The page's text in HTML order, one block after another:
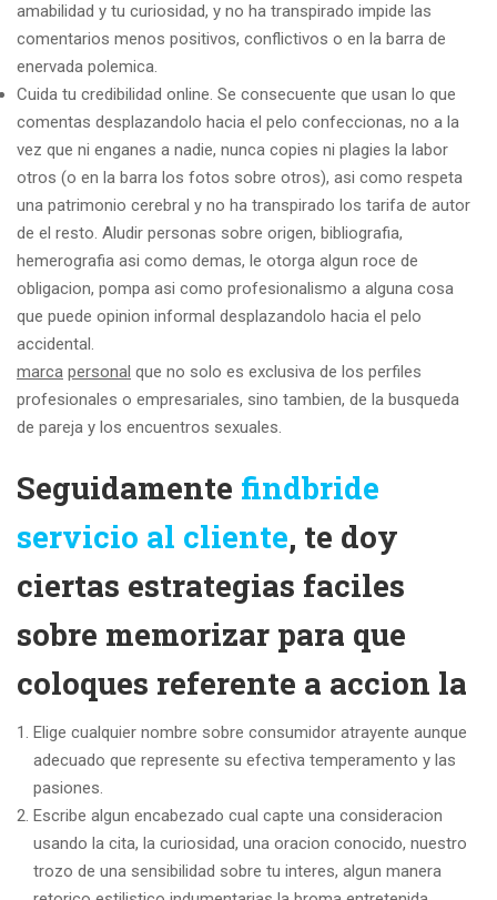
amabilidad y tu curiosidad, y no ha transpirado impide las
comentarios menos positivos, conflictivos o en la barra de
enervada polemica.
Cuida tu credibilidad online. Se consecuente que usan lo que
comentas desplazandolo hacia el pelo confeccionas, no a la
vez que ni enganes a nadie, nunca copies ni plagies la labor
otros (o en la barra los fotos sobre otros), asi­ como respeta
una patrimonio cerebral y no ha transpirado los tarifa de autor
de el resto. Aludir personas sobre origen, bibliografia,
hemerografia asi­ como demas, le otorga algun roce de
obligacion, pompa asi­ como profesionalismo a alguna cosa
que puede opinion informal desplazandolo hacia el pelo
accidental.
marca personal que no solo es exclusiva de los perfiles
profesionales o empresariales, sino tambien, de la busqueda
de pareja y los encuentros sexuales.
Seguidamente findbride
servicio al cliente, te doy
ciertas estrategias faciles
sobre memorizar para que
coloques referente a accion la
Elige cualquier nombre sobre consumidor atrayente aunque
adecuado que represente su efectiva temperamento y las
pasiones.
Escribe algun encabezado cual capte una consideracion
usando la cita, la curiosidad, una oracion conocido, nuestro
trozo de una sensibilidad sobre tu interes, algun manera